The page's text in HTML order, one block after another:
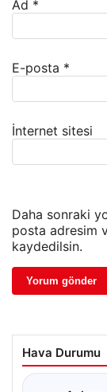
Ad *
E-posta *
İnternet sitesi
Daha sonraki
posta adresim
kaydedilsin.
Hava Durumu